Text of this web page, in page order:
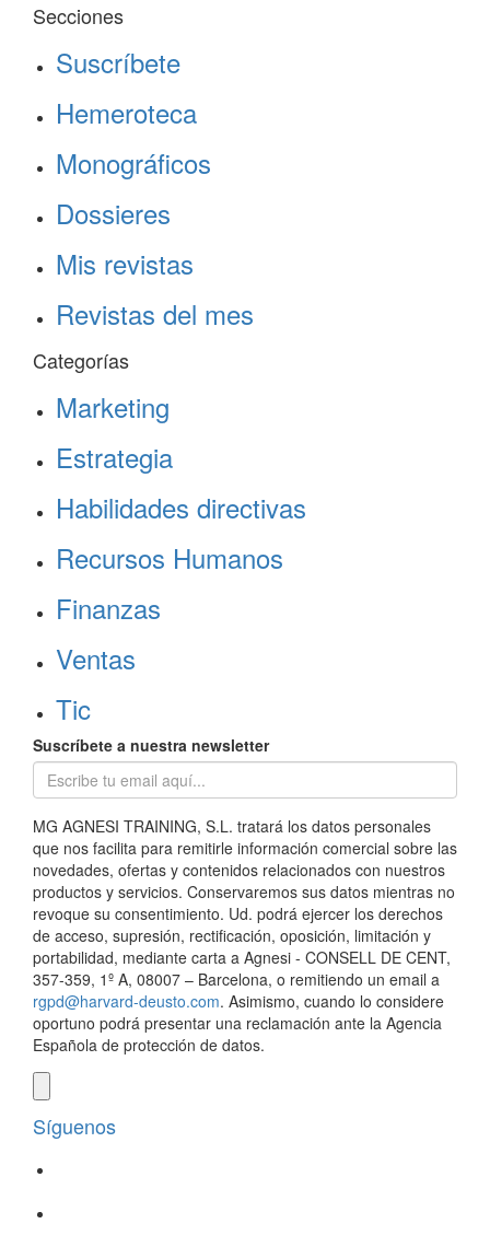
Secciones
Suscríbete
Hemeroteca
Monográficos
Dossieres
Mis revistas
Revistas del mes
Categorías
Marketing
Estrategia
Habilidades directivas
Recursos Humanos
Finanzas
Ventas
Tic
Suscríbete a nuestra newsletter
MG AGNESI TRAINING, S.L. tratará los datos personales
que nos facilita para remitirle información comercial sobre las
novedades, ofertas y contenidos relacionados con nuestros
productos y servicios. Conservaremos sus datos mientras no
revoque su consentimiento. Ud. podrá ejercer los derechos
de acceso, supresión, rectificación, oposición, limitación y
portabilidad, mediante carta a Agnesi - CONSELL DE CENT,
357-359, 1º A, 08007 – Barcelona, o remitiendo un email a
rgpd@harvard-deusto.com. Asimismo, cuando lo considere
oportuno podrá presentar una reclamación ante la Agencia
Española de protección de datos.
Síguenos